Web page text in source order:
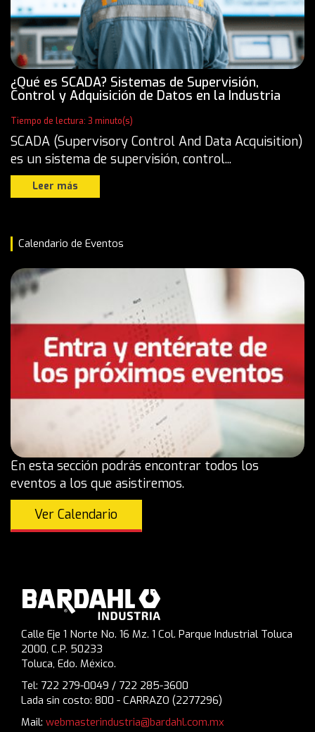
¿Qué es SCADA? Sistemas de Supervisión,
Control y Adquisición de Datos en la Industria
Tiempo de lectura: 3 minuto(s)
SCADA (Supervisory Control And Data Acquisition)
es un sistema de supervisión, control...
Leer más
Calendario de Eventos
En esta sección podrás encontrar todos los
eventos a los que asistiremos.
Ver Calendario
Calle Eje 1 Norte No. 16 Mz. 1 Col. Parque Industrial Toluca
2000, C.P. 50233
Toluca, Edo. México.
Tel: 722 279-0049 / 722 285-3600
Lada sin costo: 800 - CARRAZO (2277296)
Mail: webmasterindustria@bardahl.com.mx